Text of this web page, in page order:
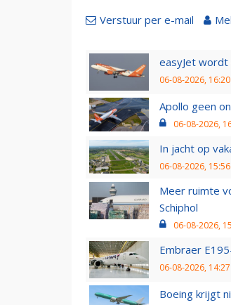
Verstuur per e-mail
easyJet wordt
06-08-2026, 16:20
Apollo geen
06-08-2026,
In jacht op
06-08-2026, 15:56
Meer ruimte
Schiphol
06-08-2026,
Embraer
06-08-2026, 14:27
Boeing krijgt